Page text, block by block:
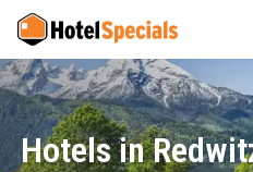
Hotels in